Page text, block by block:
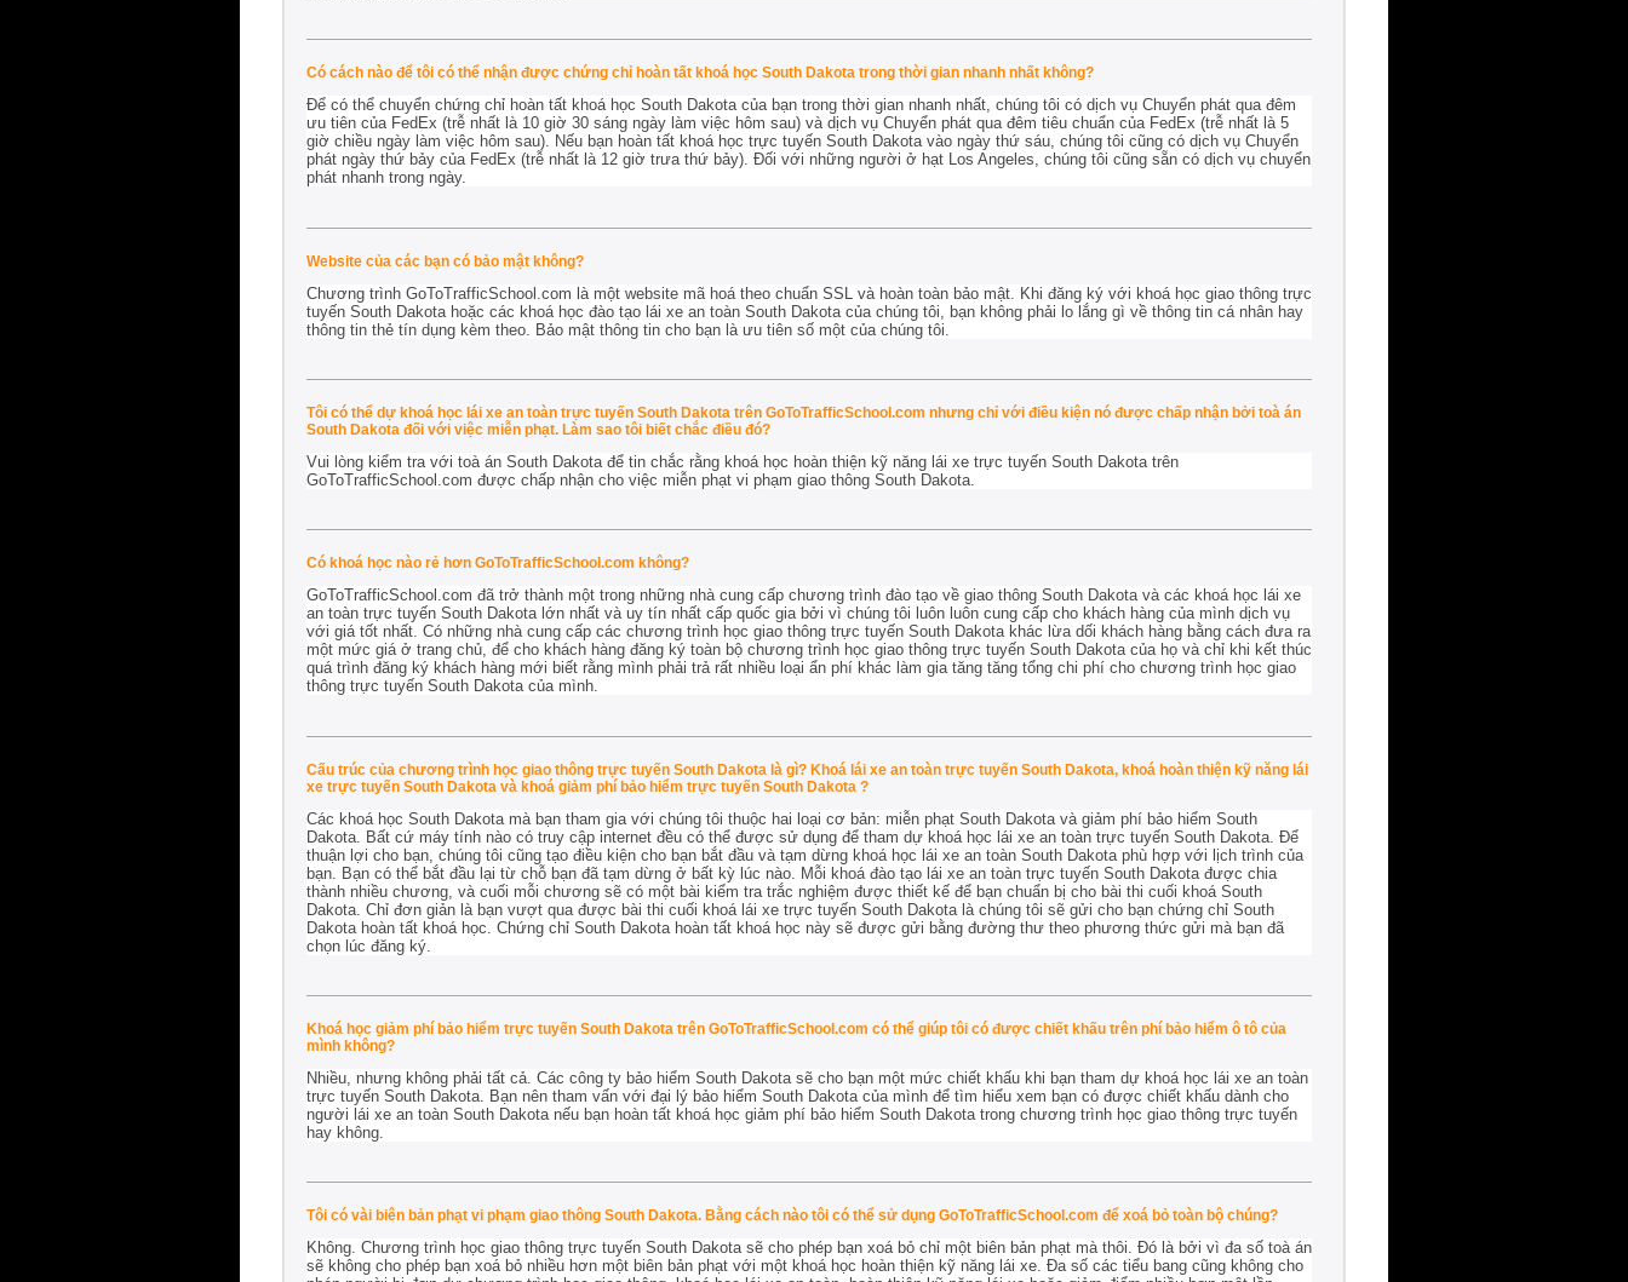
Có cách nào để tôi có thể nhận được chứng chỉ hoàn tất khoá học South Dakota trong thời gian nhanh nhất không?
Để có thể chuyển chứng chỉ hoàn tất khoá học South Dakota của bạn trong thời gian nhanh nhất, chúng tôi có dịch vụ Chuyển phát qua đêm
ưu tiên của FedEx (trễ nhất là 10 giờ 30 sáng ngày làm việc hôm sau) và dịch vụ Chuyển phát qua đêm tiêu chuẩn của FedEx (trễ nhất là 5
giờ chiều ngày làm việc hôm sau). Nếu bạn hoàn tất khoá học trực tuyến South Dakota vào ngày thứ sáu, chúng tôi cũng có dịch vụ Chuyển
phát ngày thứ bảy của FedEx (trễ nhất là 12 giờ trưa thứ bảy). Đối với những người ở hạt Los Angeles, chúng tôi cũng sẵn có dịch vụ chuyển
phát nhanh trong ngày.
Website của các bạn có bảo mật không?
Chương trình GoToTrafficSchool.com là một website mã hoá theo chuẩn SSL và hoàn toàn bảo mật. Khi đăng ký với khoá học giao thông trực
tuyến South Dakota hoặc các khoá học đào tạo lái xe an toàn South Dakota của chúng tôi, bạn không phải lo lắng gì về thông tin cá nhân hay
thông tin thẻ tín dụng kèm theo. Bảo mật thông tin cho bạn là ưu tiên số một của chúng tôi.
Tôi có thể dự khoá học lái xe an toàn trực tuyến South Dakota trên GoToTrafficSchool.com nhưng chỉ với điều kiện nó được chấp nhận bởi toà án
South Dakota đối với việc miễn phạt. Làm sao tôi biết chắc điều đó?
Vui lòng kiểm tra với toà án South Dakota để tin chắc rằng khoá học hoàn thiện kỹ năng lái xe trực tuyến South Dakota trên
GoToTrafficSchool.com được chấp nhận cho việc miễn phạt vi phạm giao thông South Dakota.
Có khoá học nào rẻ hơn GoToTrafficSchool.com không?
GoToTrafficSchool.com đã trở thành một trong những nhà cung cấp chương trình đào tạo về giao thông South Dakota và các khoá học lái xe
an toàn trực tuyến South Dakota lớn nhất và uy tín nhất cấp quốc gia bởi vì chúng tôi luôn luôn cung cấp cho khách hàng của mình dịch vụ
với giá tốt nhất. Có những nhà cung cấp các chương trình học giao thông trực tuyến South Dakota khác lừa dối khách hàng bằng cách đưa ra
một mức giá ở trang chủ, để cho khách hàng đăng ký toàn bộ chương trình học giao thông trực tuyến South Dakota của họ và chỉ khi kết thúc
quá trình đăng ký khách hàng mới biết rằng mình phải trả rất nhiều loại ẩn phí khác làm gia tăng tăng tổng chi phí cho chương trình học giao
thông trực tuyến South Dakota của mình.
Cấu trúc của chương trình học giao thông trực tuyến South Dakota là gì? Khoá lái xe an toàn trực tuyến South Dakota, khoá hoàn thiện kỹ năng lái
xe trực tuyến South Dakota và khoá giảm phí bảo hiểm trực tuyến South Dakota ?
Các khoá học South Dakota mà bạn tham gia với chúng tôi thuộc hai loại cơ bản: miễn phạt South Dakota và giảm phí bảo hiểm South
Dakota. Bất cứ máy tính nào có truy cập internet đều có thể được sử dụng để tham dự khoá học lái xe an toàn trực tuyến South Dakota. Để
thuận lợi cho bạn, chúng tôi cũng tạo điều kiện cho bạn bắt đầu và tạm dừng khoá học lái xe an toàn South Dakota phù hợp với lịch trình của
bạn. Bạn có thể bắt đầu lại từ chỗ bạn đã tạm dừng ở bất kỳ lúc nào. Mỗi khoá đào tạo lái xe an toàn trực tuyến South Dakota được chia
thành nhiều chương, và cuối mỗi chương sẽ có một bài kiểm tra trắc nghiệm được thiết kế để bạn chuẩn bị cho bài thi cuối khoá South
Dakota. Chỉ đơn giản là bạn vượt qua được bài thi cuối khoá lái xe trực tuyến South Dakota là chúng tôi sẽ gửi cho bạn chứng chỉ South
Dakota hoàn tất khoá học. Chứng chỉ South Dakota hoàn tất khoá học này sẽ được gửi bằng đường thư theo phương thức gửi mà bạn đã
chọn lúc đăng ký.
Khoá học giảm phí bảo hiểm trực tuyến South Dakota trên GoToTrafficSchool.com có thể giúp tôi có được chiết khấu trên phí bảo hiểm ô tô của
mình không?
Nhiều, nhưng không phải tất cả. Các công ty bảo hiểm South Dakota sẽ cho bạn một mức chiết khấu khi bạn tham dự khoá học lái xe an toàn
trực tuyến South Dakota. Bạn nên tham vấn với đại lý bảo hiểm South Dakota của mình để tìm hiểu xem bạn có được chiết khấu dành cho
người lái xe an toàn South Dakota nếu bạn hoàn tất khoá học giảm phí bảo hiểm South Dakota trong chương trình học giao thông trực tuyến
hay không.
Tôi có vài biên bản phạt vi phạm giao thông South Dakota. Bằng cách nào tôi có thể sử dụng GoToTrafficSchool.com để xoá bỏ toàn bộ chúng?
Không. Chương trình học giao thông trực tuyến South Dakota sẽ cho phép bạn xoá bỏ chỉ một biên bản phạt mà thôi. Đó là bởi vì đa số toà án
sẽ không cho phép bạn xoá bỏ nhiều hơn một biên bản phạt với một khoá học hoàn thiện kỹ năng lái xe. Đa số các tiểu bang cũng không cho